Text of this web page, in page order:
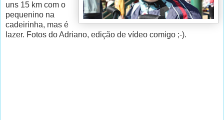
uns 15 km com o
pequenino na
cadeirinha, mas é
lazer. Fotos do Adriano, edição de vídeo comigo ;-).